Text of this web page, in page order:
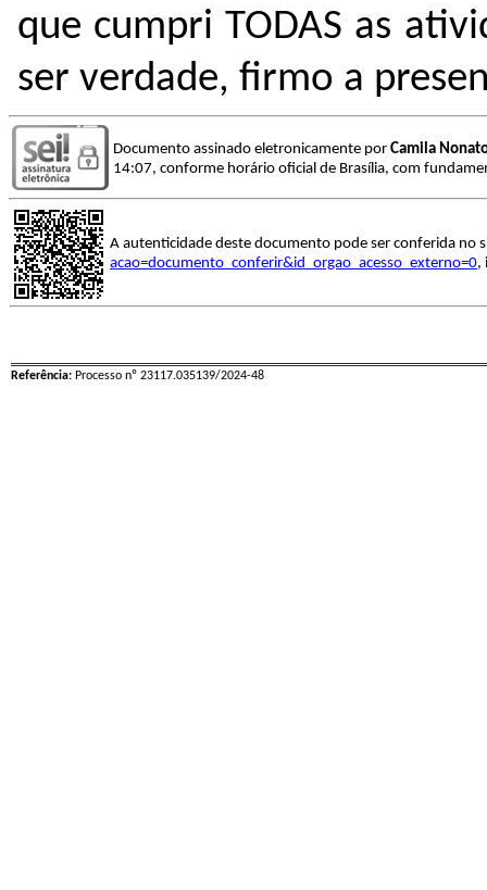
que cumpri TODAS as
ser verdade, firmo a
Documento assinado eletronicamente por Camila
14:07, conforme horário oficial de Brasília, com
A autenticidade deste documento pode ser conferida no
acao=documento_conferir&id_orgao_acesso_externo=0,
Referência: Processo nº 23117.035139/2024-48